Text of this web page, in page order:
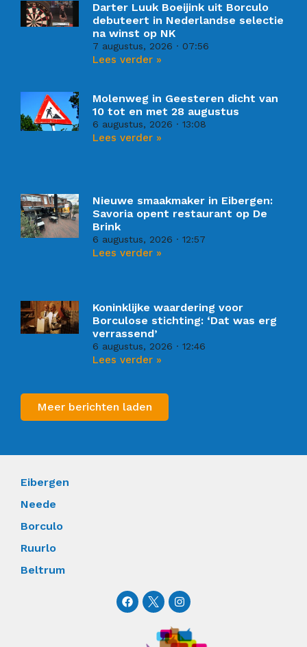
Darter Luuk Boeijink uit Borculo
debuteert in Nederlandse selectie
na winst op NK
7 augustus, 2026 07:56
Lees verder »
Molenweg in Geesteren dicht van
10 tot en met 28 augustus
6 augustus, 2026 13:08
Lees verder »
Nieuwe smaakmaker in Eibergen:
Savoria opent restaurant op De
Brink
6 augustus, 2026 12:57
Lees verder »
Koninklijke waardering voor
Borculose stichting: ‘Dat was erg
verrassend’
6 augustus, 2026 12:46
Lees verder »
Meer berichten laden
Eibergen
Neede
Borculo
Ruurlo
Beltrum
F
a
c
I
n
s
t
a